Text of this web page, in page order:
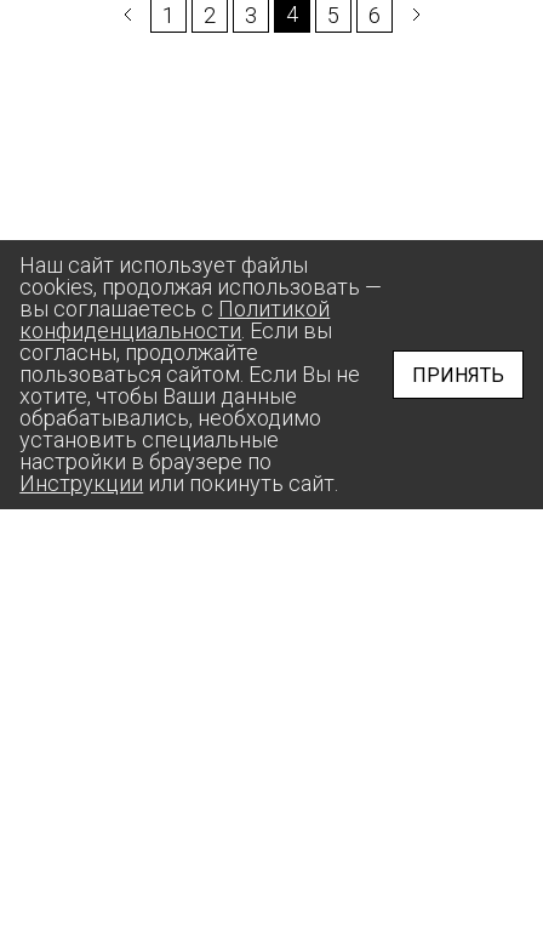
1 2 3 4 5 6
Наш сайт использует файлы
cookies, продолжая использовать —
вы соглашаетесь с Политикой
конфиденциальности . Если вы
согласны, продолжайте
пользоваться сайтом. Если Вы не
хотите, чтобы Ваши данные
обрабатывались, необходимо
установить специальные
настройки в браузере по
Инструкции или покинуть сайт.
ПРИНЯТЬ